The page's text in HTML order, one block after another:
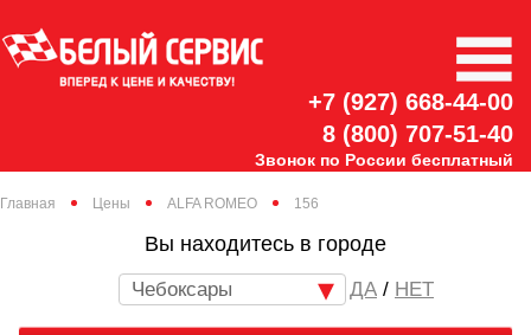
+7 (927) 668-44-00
8 (800) 707-51-40
Звонок по России бесплатный
Главная Цены ALFA ROMEO 156
Вы находитесь в городе
Чебоксары / НЕТ